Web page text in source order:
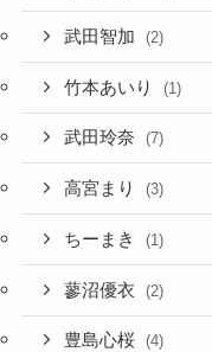
武田智加 (2)
竹本あいり (1)
武田玲奈 (7)
高宮まり (3)
ちーまき (1)
蓼沼優衣 (2)
豊島心桜 (4)